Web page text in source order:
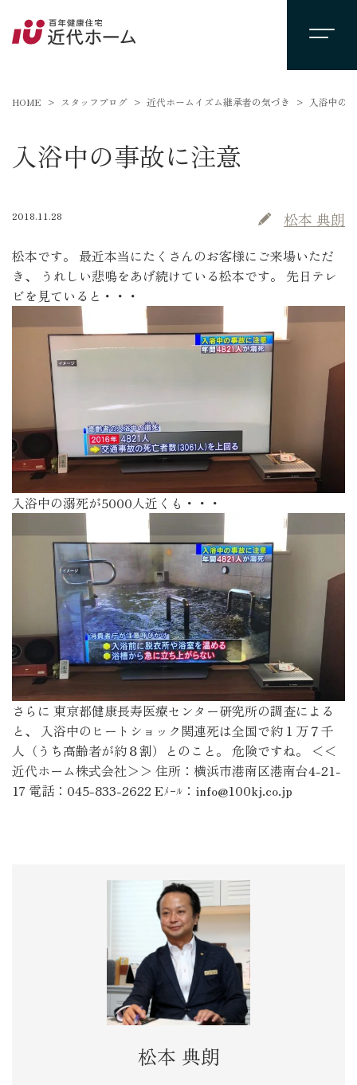
HOME スタッフブログ 近代ホームイズム継承者の気づき 入浴中の
入浴中の事故に注意
2018.11.28 松本 典朗
松本です。 最近本当にたくさんのお客様にご来場いただ
き、 うれしい悲鳴をあげ続けている松本です。 先日テレ
ビを見ていると・・・
入浴中の溺死が5000人近くも・・・
さらに 東京都健康長寿医療センター研究所の調査による
と、 入浴中のヒートショック関連死は全国で約１万７千
人（うち高齢者が約８割）とのこと。 危険ですね。 ＜＜
近代ホーム株式会社＞＞ 住所：横浜市港南区港南台4-21-
17 電話：045-833-2622 Eﾒｰﾙ：info@100kj.co.jp
松本 典朗